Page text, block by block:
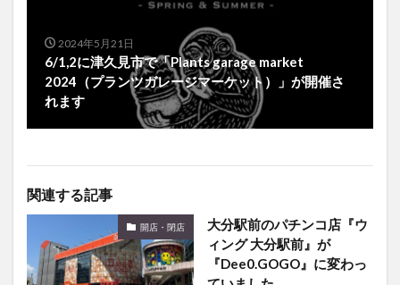
2024年5月21日
6/1,2に津久見市で「Plants garage market
2024（プランツガレージマーケット）」が開催さ
れます
関連する記事
開店・閉店
大分駅前のパチンコ店『ウ
ィング 大分駅前』が
『Dee0.GOGO』に変わっ